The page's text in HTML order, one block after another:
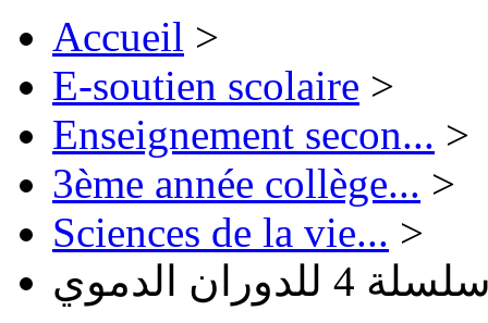
Accueil >
E-soutien scolaire >
Enseignement secon... >
3ème année collège... >
Sciences de la vie... >
4 للدوران الدموي